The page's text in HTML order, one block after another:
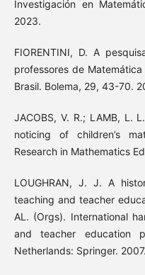
Investigación en
2023.
FIORENTINI, D. A
professores de
Brasil. Bolema, 29, 43-70.
JACOBS, V. R.; LAMB, L.
noticing of children’s
Research in Mathematics
LOUGHRAN, J. J. A
teaching and teacher
AL. (Orgs). International
and teacher education
Netherlands: Springer. 2007.